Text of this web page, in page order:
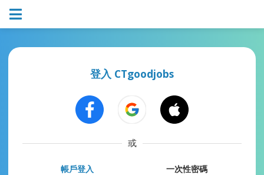
登入 CTgoodjobs
或
帳戶登入 一次性密碼